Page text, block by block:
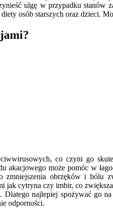
ulgę w przypadku
osób starszych oraz dzieci.
co czyni go
akacjowego może pomóc w
zmniejszenia obrzęków i
jak cytryna czy imbir, co
Dlatego najlepiej spożywać
odporności.